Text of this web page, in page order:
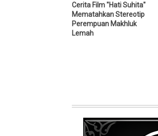
Cerita Film "Hati Suhita"
Mematahkan Stereotip
Perempuan Makhluk
Lemah